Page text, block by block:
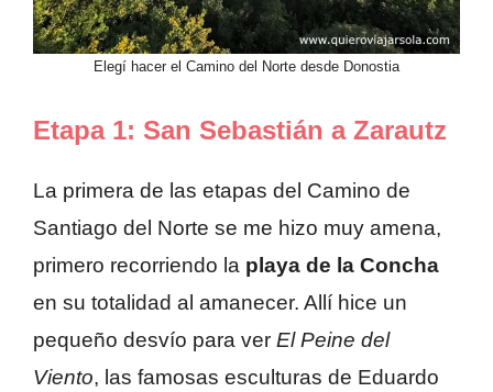
Elegí hacer el Camino del Norte desde Donostia
Etapa 1: San Sebastián a Zarautz
La primera de las etapas del Camino de
Santiago del Norte se me hizo muy amena,
primero recorriendo la playa de la Concha
en su totalidad al amanecer. Allí hice un
pequeño desvío para ver El Peine del
Viento, las famosas esculturas de Eduardo